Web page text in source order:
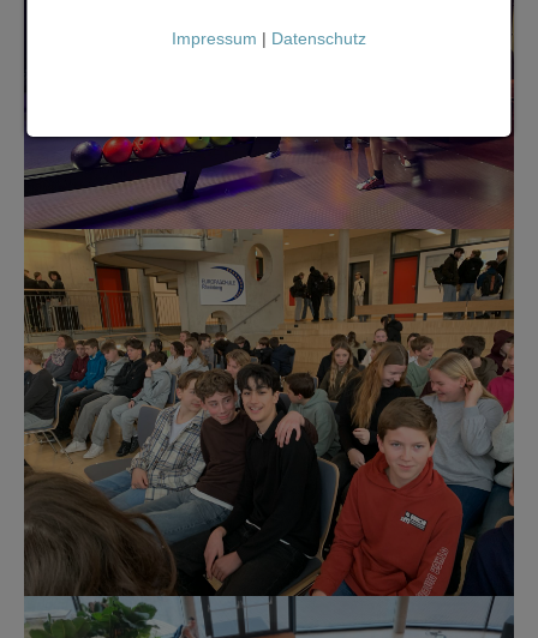
Impressum | Datenschutz